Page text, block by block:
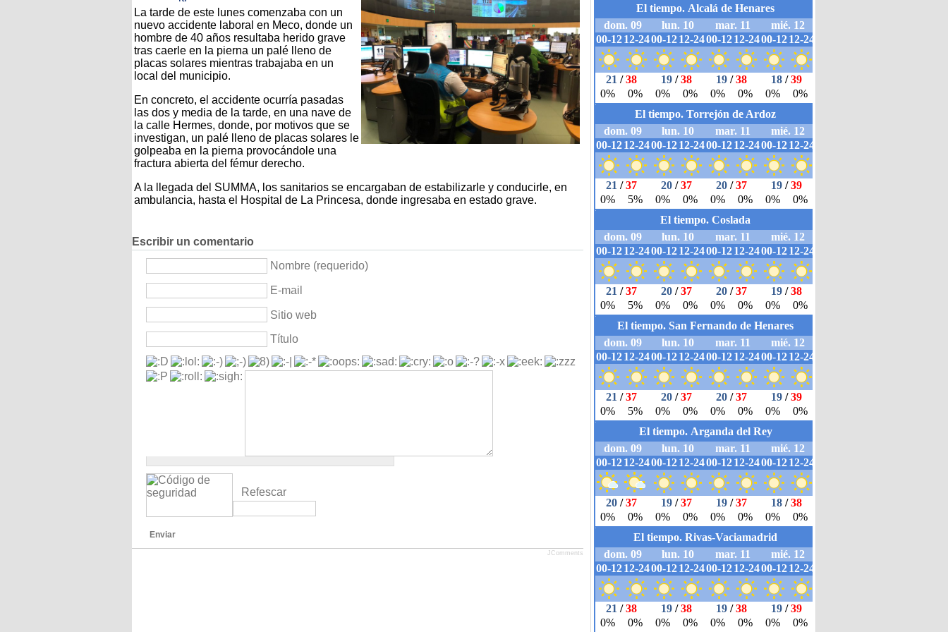
La tarde de este lunes comenzaba con un
nuevo accidente laboral en Meco, donde un
hombre de 40 años resultaba herido grave
tras caerle en la pierna un palé lleno de
placas solares mientras trabajaba en un
local del municipio.
En concreto, el accidente ocurría pasadas
las dos y media de la tarde, en una nave de
la calle Hermes, donde, por motivos que se
investigan, un palé lleno de placas solares le
golpeaba en la pierna provocándole una
fractura abierta del fémur derecho.
A la llegada del SUMMA, los sanitarios se encargaban de estabilizarle y conducirle, en
ambulancia, hasta el Hospital de La Princesa, donde ingresaba en estado grave.
Escribir un comentario
Nombre (requerido)
E-mail
Sitio web
Título
Refescar
Enviar
JComments